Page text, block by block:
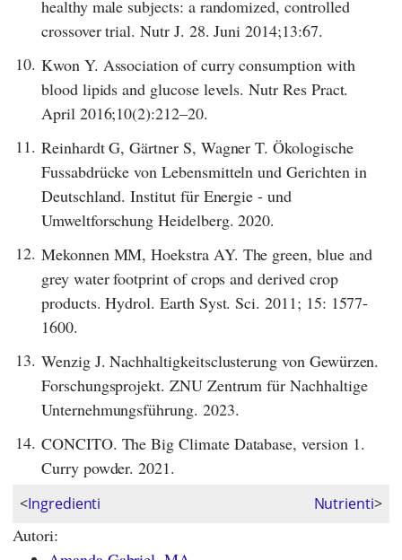
healthy male subjects: a randomized, controlled
crossover trial. Nutr J. 28. Juni 2014;13:67.
10. Kwon Y. Association of curry consumption with
blood lipids and glucose levels. Nutr Res Pract.
April 2016;10(2):212–20.
11. Reinhardt G, Gärtner S, Wagner T. Ökologische
Fussabdrücke von Lebensmitteln und Gerichten in
Deutschland. Institut für Energie - und
Umweltforschung Heidelberg. 2020.
12. Mekonnen MM, Hoekstra AY. The green, blue and
grey water footprint of crops and derived crop
products. Hydrol. Earth Syst. Sci. 2011; 15: 1577-
1600.
13. Wenzig J. Nachhaltigkeitsclusterung von Gewürzen.
Forschungsprojekt. ZNU Zentrum für Nachhaltige
Unternehmungsführung. 2023.
14. CONCITO. The Big Climate Database, version 1.
Curry powder. 2021.
<Ingredienti Nutrienti>
Autori: